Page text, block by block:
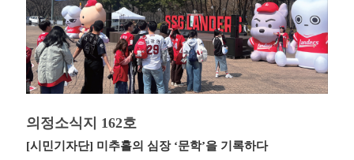
의정소식지 162호
[시민기자단] 미추홀의 심장 ‘문학’을 기록하다